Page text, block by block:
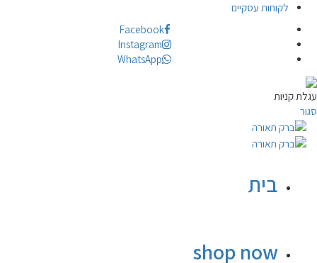
לקוחות עסקיים
Facebook
Instagram
WhatsApp
עגלת קניות
סגור
בית
shop now